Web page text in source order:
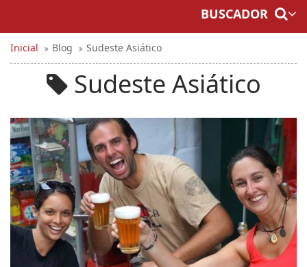
BUSCADOR
Inicial Blog Sudeste Asiático
Sudeste Asiático